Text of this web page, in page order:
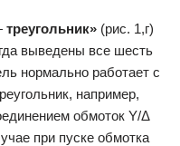
треугольник» (рис. 1,г)
выведены все шесть
нормально работает с
например,
обмоток Y/Δ
при пуске обмотка